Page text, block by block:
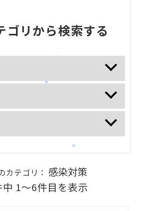
ゴリから検索する
カテゴリ： 感染対策
1〜6件目を表示